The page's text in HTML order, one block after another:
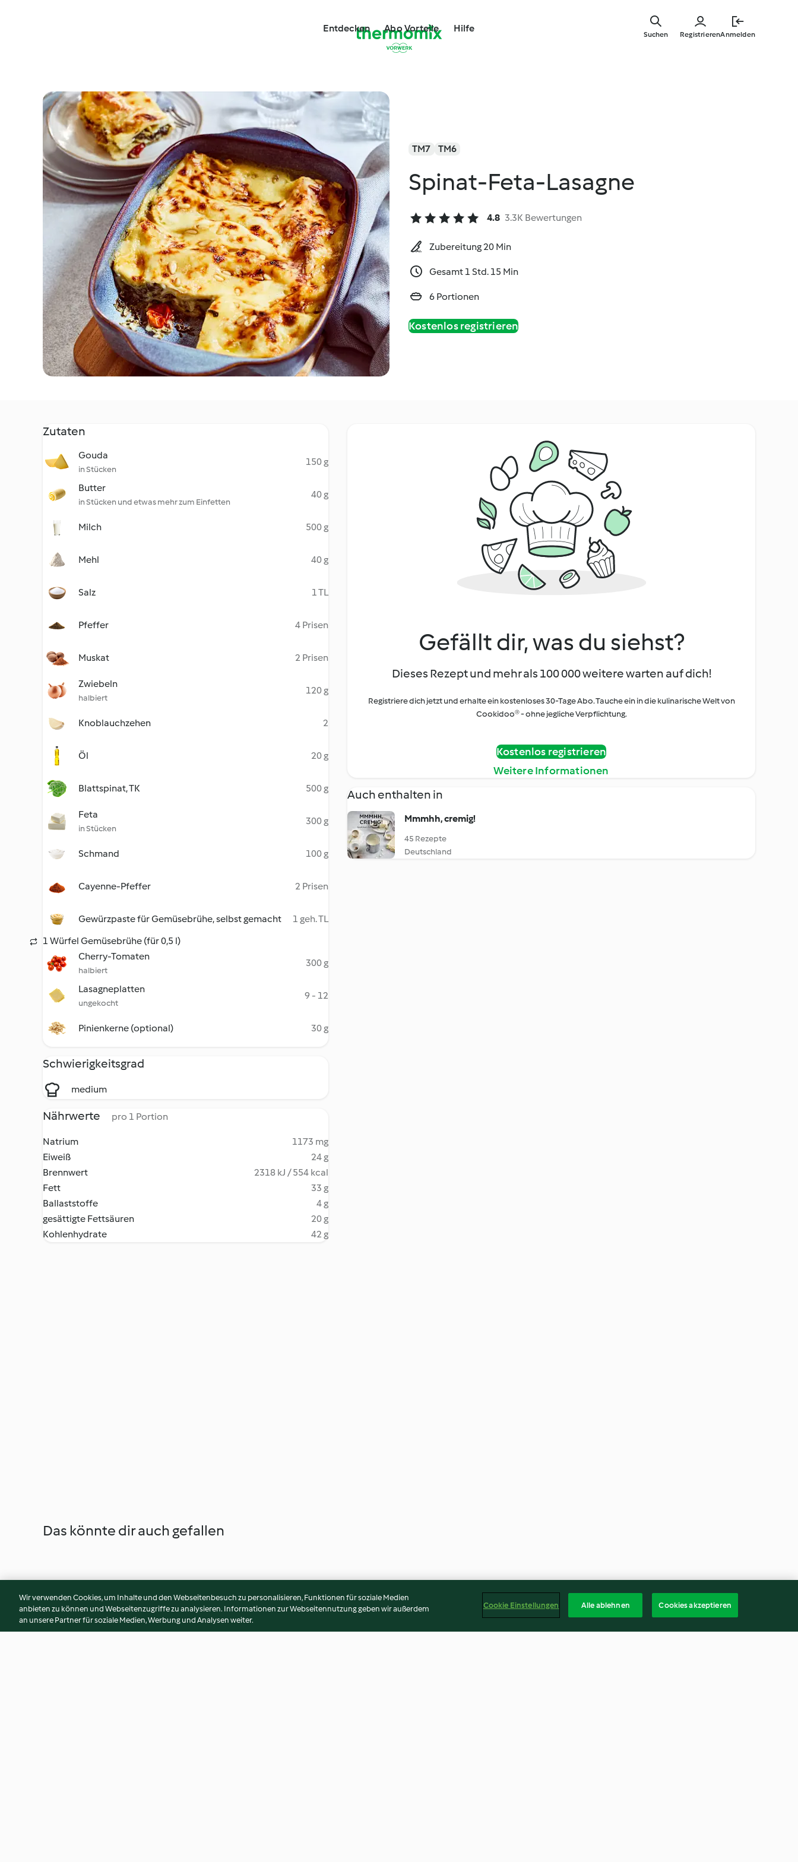
Entdecken Abo Vorteile Hilfe
RegistrierenAnmelden
Suchen
TM7 TM6
Spinat-Feta-Lasagne
4.8 3.3K Bewertungen
Zubereitung 20 Min
Gesamt 1 Std. 15 Min
6 Portionen
Kostenlos registrieren
Zutaten
Gouda
in Stücken
150 g
Butter
in Stücken und etwas mehr zum Einfetten
40 g
Milch 500 g
Mehl 40 g
Salz 1 TL
Pfeffer 4 Prisen
Muskat 2 Prisen
Zwiebeln
halbiert
120 g
Knoblauchzehen 2
Öl 20 g
Blattspinat, TK 500 g
Feta
in Stücken
300 g
Schmand 100 g
Cayenne-Pfeffer 2 Prisen
Gewürzpaste für Gemüsebrühe, selbst gemacht
1 geh. TL
1 Würfel Gemüsebrühe (für 0,5 l)
Cherry-Tomaten
halbiert
300 g
Lasagneplatten
ungekocht
9 - 12
Pinienkerne (optional) 30 g
Schwierigkeitsgrad
medium
Nährwerte pro 1 Portion
Natrium
1173 mg
Eiweiß
24 g
Brennwert
2318 kJ / 554 kcal
Fett
33 g
Ballaststoffe
4 g
gesättigte Fettsäuren
20 g
Kohlenhydrate
42 g
Gefällt dir, was du siehst?
Dieses Rezept und mehr als 100 000 weitere warten auf dich!
Registriere dich jetzt und erhalte ein kostenloses 30-Tage Abo. Tauche ein in die kulinarische Welt von
Cookidoo® - ohne jegliche Verpflichtung.
Kostenlos registrieren
Weitere Informationen
Auch enthalten in
Mmmhh, cremig!
45 Rezepte
Deutschland
Das könnte dir auch gefallen
Wir verwenden Cookies, um Inhalte und den Webseitenbesuch zu personalisieren, Funktionen für soziale Medien
anbieten zu können und Webseitenzugriffe zu analysieren. Informationen zur Webseitennutzung geben wir außerdem
an unsere Partner für soziale Medien, Werbung und Analysen weiter.
Cookie Einstellungen Alle ablehnen Cookies akzeptieren